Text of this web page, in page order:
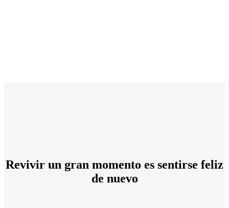
Revivir un gran momento es sentirse feliz
de nuevo